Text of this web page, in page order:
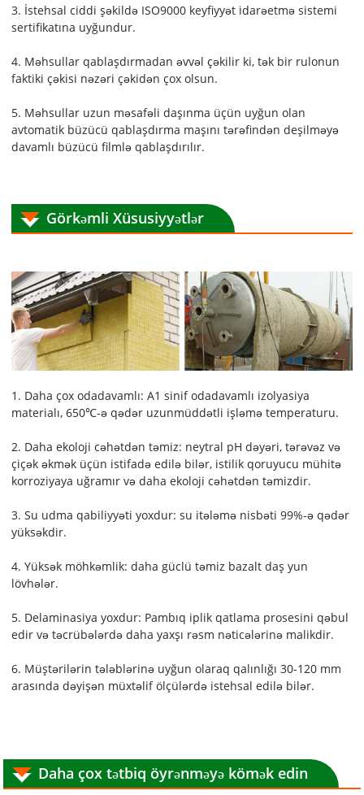
3. İstehsal ciddi şəkildə ISO9000 keyfiyyət idarəetmə sistemi
sertifikatına uyğundur.
4. Məhsullar qablaşdırmadan əvvəl çəkilir ki, tək bir rulonun
faktiki çəkisi nəzəri çəkidən çox olsun.
5. Məhsullar uzun məsafəli daşınma üçün uyğun olan
avtomatik büzücü qablaşdırma maşını tərəfindən deşilməyə
davamlı büzücü filmlə qablaşdırılır.
Görkəmli Xüsusiyyətlər
1. Daha çox odadavamlı: A1 sinif odadavamlı izolyasiya
materialı, 650℃-ə qədər uzunmüddətli işləmə temperaturu.
2. Daha ekoloji cəhətdən təmiz: neytral pH dəyəri, tərəvəz və
çiçək əkmək üçün istifadə edilə bilər, istilik qoruyucu mühitə
korroziyaya uğramır və daha ekoloji cəhətdən təmizdir.
3. Su udma qabiliyyəti yoxdur: su itələmə nisbəti 99%-ə qədər
yüksəkdir.
4. Yüksək möhkəmlik: daha güclü təmiz bazalt daş yun
lövhələr.
5. Delaminasiya yoxdur: Pambıq iplik qatlama prosesini qəbul
edir və təcrübələrdə daha yaxşı rəsm nəticələrinə malikdir.
6. Müştərilərin tələblərinə uyğun olaraq qalınlığı 30-120 mm
arasında dəyişən müxtəlif ölçülərdə istehsal edilə bilər.
Daha çox tətbiq öyrənməyə kömək edin